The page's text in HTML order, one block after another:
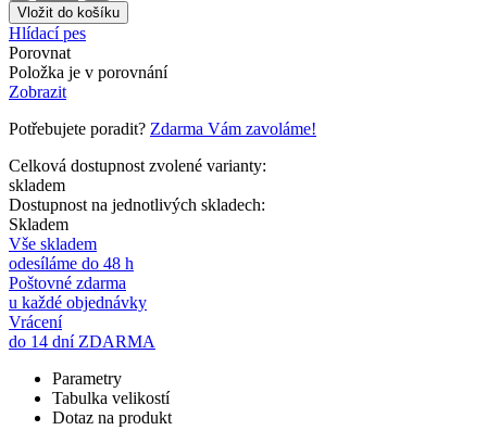
Hlídací pes
Porovnat
Položka je v porovnání
Zobrazit
Potřebujete poradit? Zdarma Vám zavoláme!
Celková dostupnost zvolené varianty:
skladem
Dostupnost na jednotlivých skladech:
Skladem
Vše skladem
odesíláme do 48 h
Poštovné zdarma
u každé objednávky
Vrácení
do 14 dní ZDARMA
Parametry
Tabulka velikostí
Dotaz na produkt